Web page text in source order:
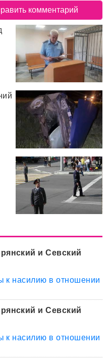
и Севский
к насилию в отношении
и Севский
к насилию в отношении